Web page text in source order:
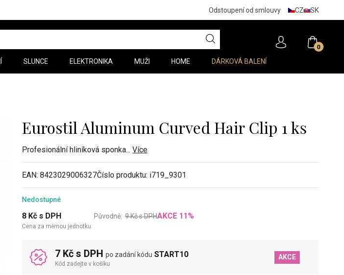
Odstoupení od smlouvy CZ SK
0
SLUNCE ELEKTRONIKA MUŽI HOME DÁRKOVÁ BALENÍ
Eurostil Aluminum Curved Hair Clip 1 ks
Profesionální hliníková sponka... Více
EAN: 8423029006327Číslo produktu: i719_9301
Nedostupné
8 Kč s DPH
Cena za měrnou jednotku:
Původně: 9Kčs DPHAKCE 11%
7 Kč s DPH po zadání kódu START10
Kód zadejte v košíku
AKCE